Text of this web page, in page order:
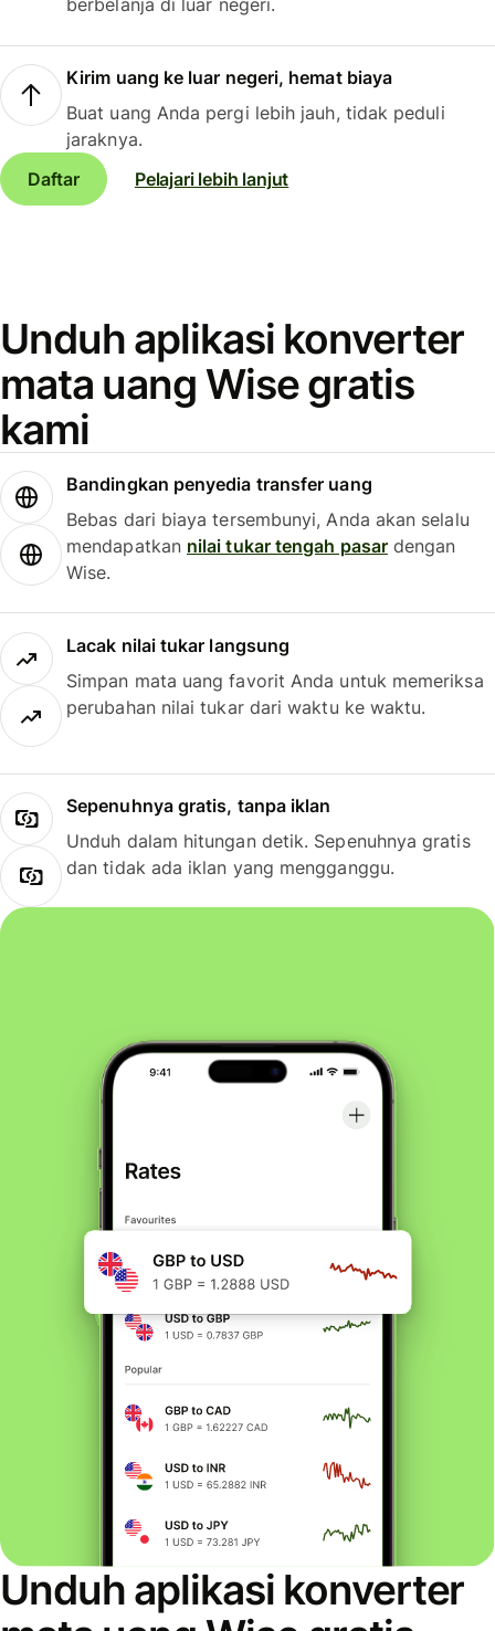
berbelanja di luar negeri.
Kirim uang ke luar negeri, hemat biaya
Buat uang Anda pergi lebih jauh, tidak peduli
jaraknya.
Daftar
Pelajari lebih lanjut
Unduh aplikasi konverter
mata uang Wise gratis
kami
Bandingkan penyedia transfer uang
Bebas dari biaya tersembunyi, Anda akan selalu
mendapatkan nilai tukar tengah pasardengan
Wise.
Lacak nilai tukar langsung
Simpan mata uang favorit Anda untuk memeriksa
perubahan nilai tukar dari waktu ke waktu.
Sepenuhnya gratis, tanpa iklan
Unduh dalam hitungan detik. Sepenuhnya gratis
dan tidak ada iklan yang mengganggu.
Unduh aplikasi konverter